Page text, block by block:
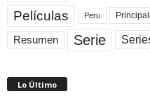
Películas Peru
Resumen Serie
Lo Último